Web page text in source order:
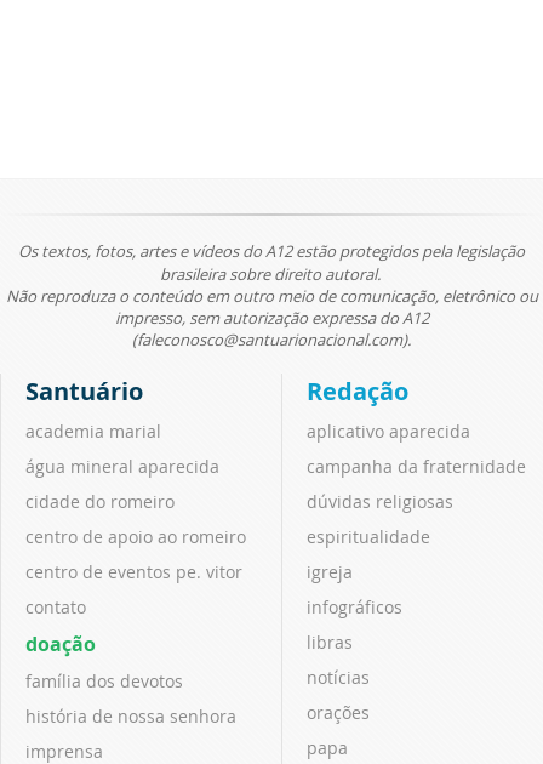
Os textos, fotos, artes e vídeos do A12 estão protegidos pela legislação
brasileira sobre direito autoral.
Não reproduza o conteúdo em outro meio de comunicação, eletrônico ou
impresso, sem autorização expressa do A12
(faleconosco@santuarionacional.com).
Santuário
academia marial
água mineral aparecida
cidade do romeiro
centro de apoio ao romeiro
centro de eventos pe. vitor
contato
doação
família dos devotos
história de nossa senhora
imprensa
Redação
aplicativo aparecida
campanha da fraternidade
dúvidas religiosas
espiritualidade
igreja
infográficos
libras
notícias
orações
papa